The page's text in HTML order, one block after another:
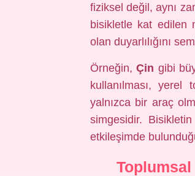
fiziksel değil, aynı
bisikletle kat edilen
olan duyarlılığını
Örneğin,Çin gibi
kullanılması, yerel
yalnızca bir araç
simgesidir.
etkileşimde